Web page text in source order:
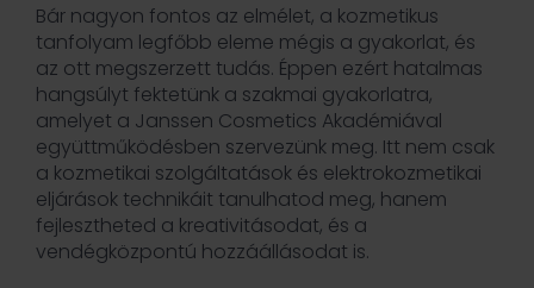
Bár nagyon fontos az elmélet, a kozmetikus
tanfolyam legfőbb eleme mégis a gyakorlat, és
az ott megszerzett tudás. Éppen ezért hatalmas
hangsúlyt fektetünk a szakmai gyakorlatra,
amelyet a Janssen Cosmetics Akadémiával
együttműködésben szervezünk meg. Itt nem csak
a kozmetikai szolgáltatások és elektrokozmetikai
eljárások technikáit tanulhatod meg, hanem
fejlesztheted a kreativitásodat, és a
vendégközpontú hozzáállásodat is.